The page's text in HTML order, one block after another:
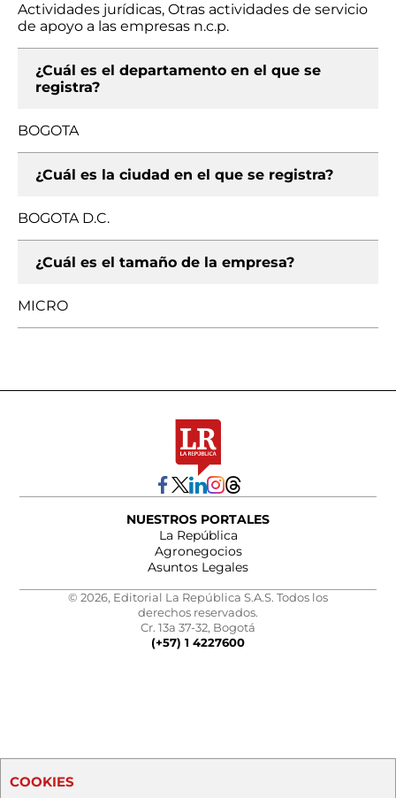
Actividades jurídicas, Otras actividades de servicio
de apoyo a las empresas n.c.p.
¿Cuál es el departamento en el que se
registra?
BOGOTA
¿Cuál es la ciudad en el que se registra?
BOGOTA D.C.
¿Cuál es el tamaño de la empresa?
MICRO
NUESTROS PORTALES
La República
Agronegocios
Asuntos Legales
© 2026, Editorial La República S.A.S. Todos los
derechos reservados.
Cr. 13a 37-32, Bogotá
(+57) 1 4227600
COOKIES